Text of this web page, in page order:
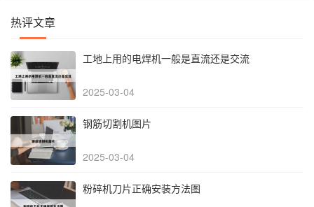
热评文章
工地上用的电焊机一般是直流还是交流
2025-03-04
钢筋切割机图片
2025-03-04
粉碎机刀片正确安装方法图